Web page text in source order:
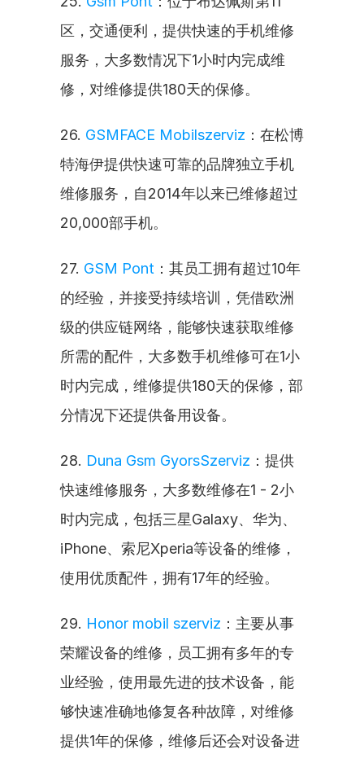
区，交通便利，提供快速的手机维修
服务，大多数情况下1小时内完成维
修，对维修提供180天的保修。
26. GSMFACE Mobilszerviz ：在松博
特海伊提供快速可靠的品牌独立手机
维修服务，自2014年以来已维修超过
20,000部手机。
27. GSM Pont ：其员工拥有超过10年
的经验，并接受持续培训，凭借欧洲
级的供应链网络，能够快速获取维修
所需的配件，大多数手机维修可在1小
时内完成，维修提供180天的保修，部
分情况下还提供备用设备。
28. Duna Gsm GyorsSzerviz ：提供
快速维修服务，大多数维修在1 - 2小
时内完成，包括三星Galaxy、华为、
iPhone、索尼Xperia等设备的维修，
使用优质配件，拥有17年的经验。
29. Honor mobil szerviz ：主要从事
荣耀设备的维修，员工拥有多年的专
业经验，使用最先进的技术设备，能
够快速准确地修复各种故障，对维修
提供1年的保修，维修后还会对设备进